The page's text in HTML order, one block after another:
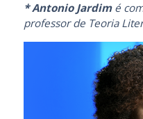
* Antonio Jardimé
professor de Teoria